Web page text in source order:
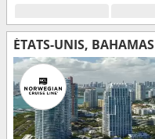
ÉTATS-UNIS, BAHAMAS